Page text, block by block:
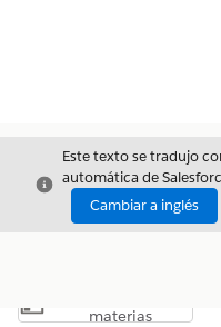
Cerrar
Este texto se tradujo
automática de
Cambiar a inglés
Mostrar índice de
materias